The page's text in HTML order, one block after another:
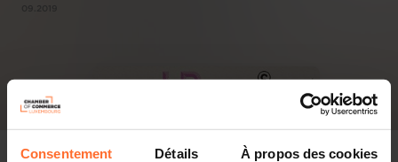
Consentement Détails À propos des cookies